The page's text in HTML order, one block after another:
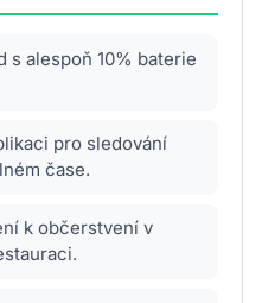
s alespoň 10% baterie
pro sledování
čase.
k občerstvení v